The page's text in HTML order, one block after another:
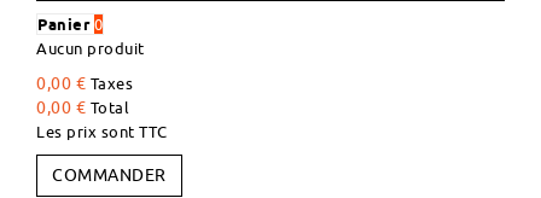
Panier 0
Aucun produit
0,00 € Taxes
0,00 € Total
Les prix sont TTC
COMMANDER